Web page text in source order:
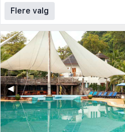
Flere valg
◀︎